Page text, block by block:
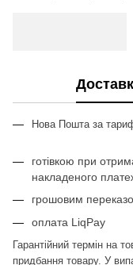
Нова Пошта за
готівкою при
накладеного
грошовим
оплата LiqPay
Гарантійний термін на
придбання товару. У